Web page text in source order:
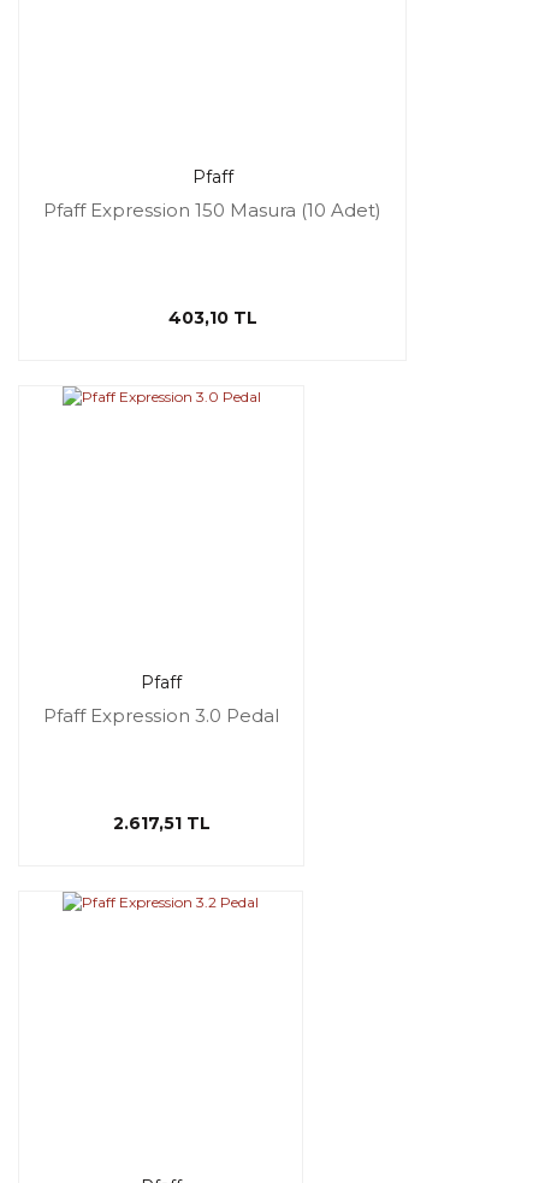
Pfaff
Pfaff Expression 150 Masura (10 Adet)
403,10 TL
Pfaff
Pfaff Expression 3.0 Pedal
2.617,51 TL